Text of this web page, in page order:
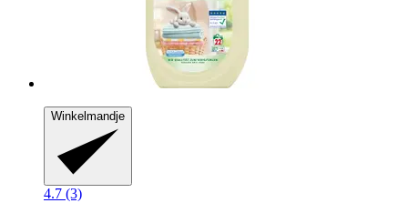
Winkelmandje
4.7 (3)